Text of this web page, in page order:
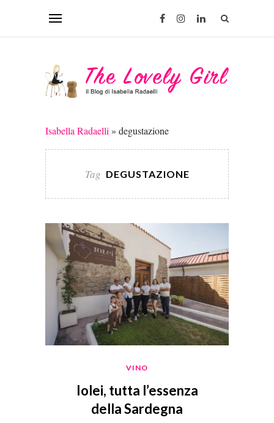
Isabella Radaelli » degustazione
Tag DEGUSTAZIONE
VINO
Iolei, tutta l’essenza
della Sardegna